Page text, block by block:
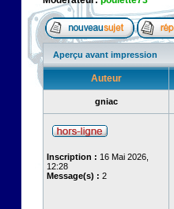
Aperçu avant impression
Auteur
gniac
Inscription : 16 Mai 2026,
12:28
Message(s) : 2